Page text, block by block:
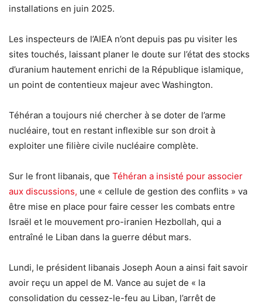
installations en juin 2025.
Les inspecteurs de l’AIEA n’ont depuis pas pu visiter les
sites touchés, laissant planer le doute sur l’état des stocks
d’uranium hautement enrichi de la République islamique,
un point de contentieux majeur avec Washington.
Téhéran a toujours nié chercher à se doter de l’arme
nucléaire, tout en restant inflexible sur son droit à
exploiter une filière civile nucléaire complète.
Sur le front libanais, que Téhéran a insisté pour associer
aux discussions, une « cellule de gestion des conflits » va
être mise en place pour faire cesser les combats entre
Israël et le mouvement pro-iranien Hezbollah, qui a
entraîné le Liban dans la guerre début mars.
Lundi, le président libanais Joseph Aoun a ainsi fait savoir
avoir reçu un appel de M. Vance au sujet de « la
consolidation du cessez-le-feu au Liban, l’arrêt de